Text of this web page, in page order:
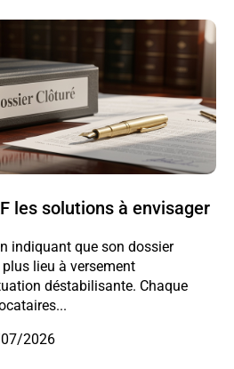
les solutions à envisager
indiquant que son dossier
lieu à versement
déstabilisante. Chaque
2026